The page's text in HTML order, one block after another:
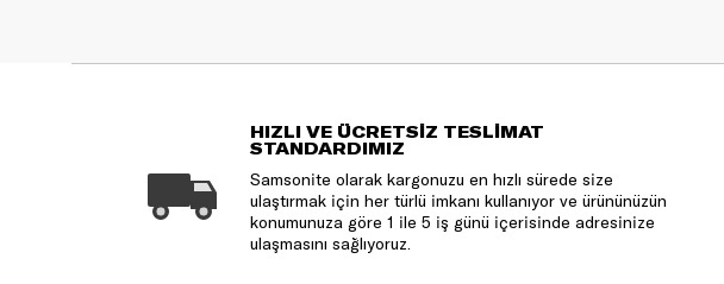
HIZLI VE ÜCRETSİZ TESLİMAT
STANDARDIMIZ
Samsonite olarak kargonuzu en hızlı sürede size
ulaştırmak için her türlü imkanı kullanıyor ve ürününüzün
konumunuza göre 1 ile 5 iş günü içerisinde adresinize
ulaşmasını sağlıyoruz.